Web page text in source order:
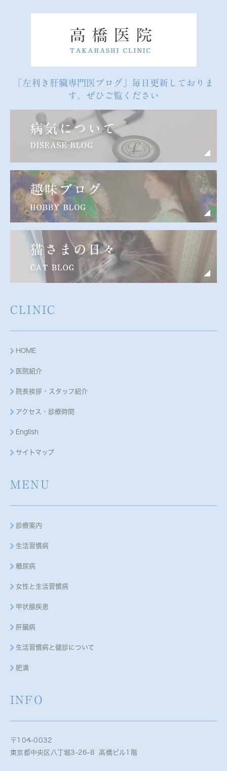
「左利き肝臓専門医ブログ」毎日更新しておりま
す。ぜひご覧ください
CLINIC
HOME
医院紹介
院長挨拶・スタッフ紹介
アクセス・診療時間
English
サイトマップ
MENU
診療案内
生活習慣病
糖尿病
女性と生活習慣病
甲状腺疾患
肝臓病
生活習慣病と健診について
肥満
INFO
〒104-0032
東京都中央区八丁堀3-26-8 高橋ビル1階